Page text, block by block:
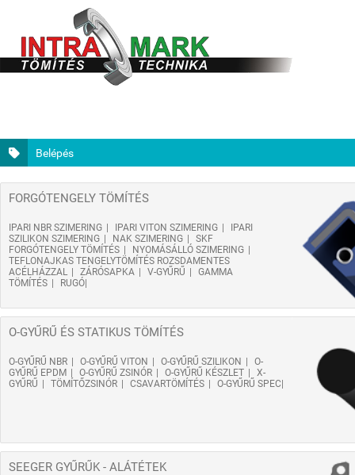
Belépés
FORGÓTENGELY TÖMÍTÉS
IPARI NBR SZIMERING IPARI VITON SZIMERING
IPARI
SZILIKON SZIMERING
NAK SZIMERING
SKF
FORGÓTENGELY TÖMÍTÉS
NYOMÁSÁLLÓ SZIMERING
TEFLONAJKAS TENGELYTÖMÍTÉS ROZSDAMENTES
ACÉLHÁZZAL
ZÁRÓSAPKA V-GYŰRŰ
GAMMA
TÖMÍTÉS
RUGÓ
O-GYŰRŰ ÉS STATIKUS TÖMÍTÉS
O-GYŰRŰ NBR O-GYŰRŰ VITON O-GYŰRŰ SZILIKON
O-
GYŰRŰ EPDM
O-GYŰRŰ ZSINÓR O-GYŰRŰ KÉSZLET
X-
GYŰRŰ
TÖMÍTŐZSINÓR CSAVARTÖMÍTÉS O-GYŰRŰ SPEC
SEEGER GYŰRŰK - ALÁTÉTEK